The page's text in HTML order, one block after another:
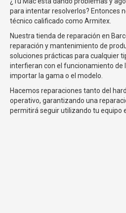
para intentar resolverlos? Entonces
técnico calificado como Armitex.
Nuestra tienda de reparación en
reparación y mantenimiento de
soluciones prácticas para cualquier
interfieran con el funcionamiento de
importar la gama o el modelo.
Hacemos reparaciones tanto del
operativo, garantizando una
permitirá seguir utilizando tu equipo